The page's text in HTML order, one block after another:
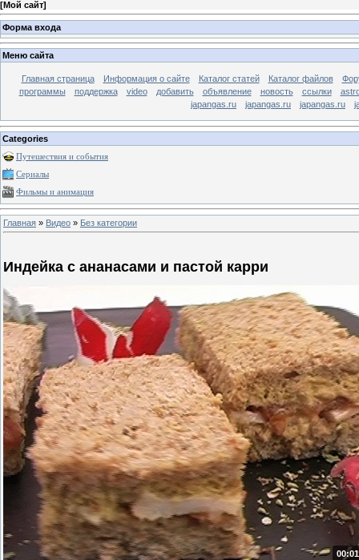
[Мой сайт]
Форма входа
Меню сайта
Главная страница Информация о сайте Каталог статей Каталог файлов
программы
поддержка video добавить объявление новость ссылки
japangas.ru
japangas.ru japangas.ru
Categories
Путешествия и события
Сериалы
Фильмы и анимация
Главная » Видео » Без категории
Индейка с ананасами и пастой карри